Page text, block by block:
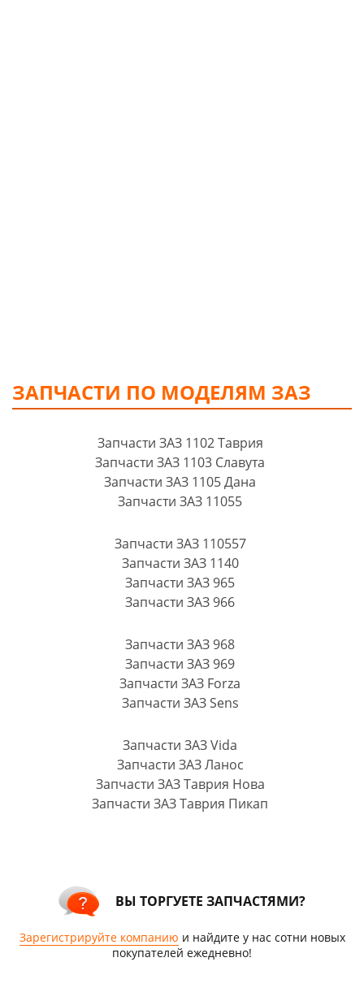
ЗАПЧАСТИ ПО МОДЕЛЯМ ЗАЗ
Запчасти ЗАЗ 1102 Таврия
Запчасти ЗАЗ 1103 Славута
Запчасти ЗАЗ 1105 Дана
Запчасти ЗАЗ 11055
Запчасти ЗАЗ 110557
Запчасти ЗАЗ 1140
Запчасти ЗАЗ 965
Запчасти ЗАЗ 966
Запчасти ЗАЗ 968
Запчасти ЗАЗ 969
Запчасти ЗАЗ Forza
Запчасти ЗАЗ Sens
Запчасти ЗАЗ Vida
Запчасти ЗАЗ Ланос
Запчасти ЗАЗ Таврия Нова
Запчасти ЗАЗ Таврия Пикап
ВЫ ТОРГУЕТЕ ЗАПЧАСТЯМИ?
Зарегистрируйте компанию и найдите у нас сотни новых
покупателей ежедневно!